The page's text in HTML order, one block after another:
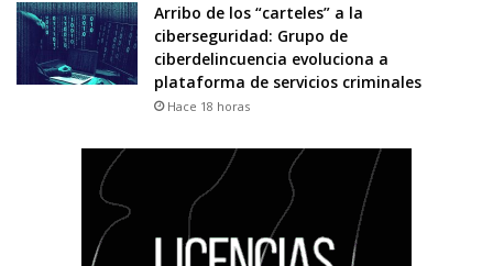
Arribo de los “carteles” a la
ciberseguridad: Grupo de
ciberdelincuencia evoluciona a
plataforma de servicios criminales
Hace 18 horas